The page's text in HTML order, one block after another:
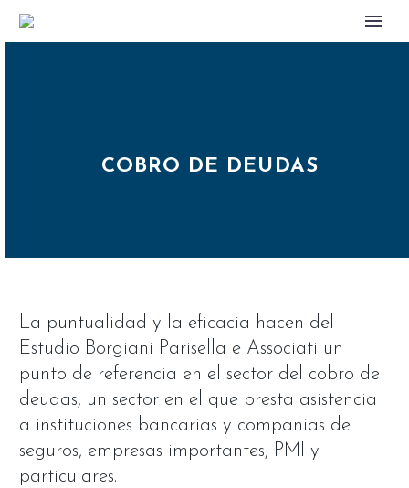
COBRO DE DEUDAS
La puntualidad y la eficacia hacen del
Estudio Borgiani Parisella e Associati un
punto de referencia en el sector del cobro de
deudas, un sector en el que presta asistencia
a instituciones bancarias y companias de
seguros, empresas importantes, PMI y
particulares.